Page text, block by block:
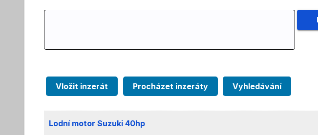
Vložit inzerát Procházet inzeráty Vyhledávání
Lodní motor Suzuki 40hp